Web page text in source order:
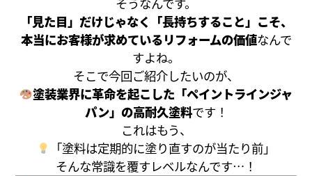
「見た目」だけじゃなく「長持ちすること」こそ、
本当にお客様が求めているリフォームの価値なんで
すよね。
そこで今回ご紹介したいのが、
塗装業界に革命を起こした「ペイントラインジャ
パン」の高耐久塗料です！
これはもう、
「塗料は定期的に塗り直すのが当たり前」
そんな常識を覆すレベルなんです…！